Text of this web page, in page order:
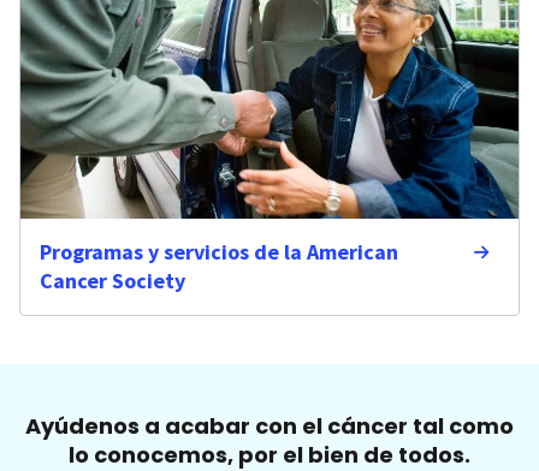
Programas y servicios de la American
Cancer Society
Ayúdenos a acabar con el cáncer tal como
lo conocemos, por el bien de todos.